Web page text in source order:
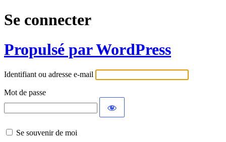
Se connecter
Propulsé par WordPress
Identifiant ou adresse e-mail
Mot de passe
Se souvenir de moi